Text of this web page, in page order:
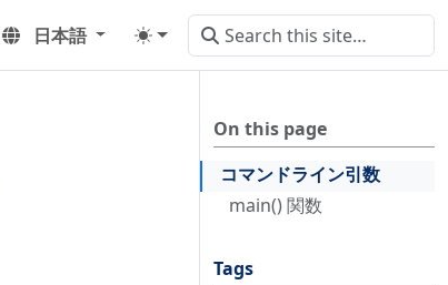
日本語
On this page
コマンドライン引数
main() 関数
Tags